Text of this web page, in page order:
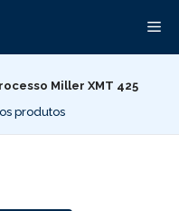
Miller XMT 425
produtos